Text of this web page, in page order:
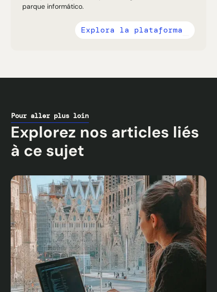
parque informático.
Explora la plataforma
Pour aller plus loin
Explorez nos articles liés
à ce sujet